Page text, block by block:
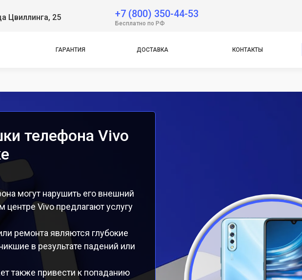
Цвиллинга, 25 +7 (800) 350-44-53
Бесплатно по РФ
ГАРАНТИЯ ДОСТАВКА КОНТАКТЫ
телефона Vivo
могут нарушить его внешний
Vivo предлагают услугу
ремонта являются глубокие
в результате падений или
также привести к попаданию